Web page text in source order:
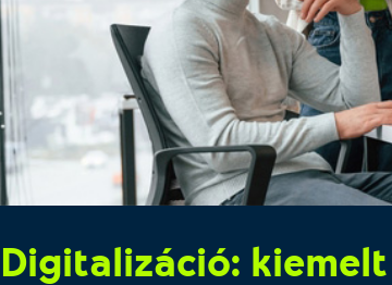
Digitalizáció: